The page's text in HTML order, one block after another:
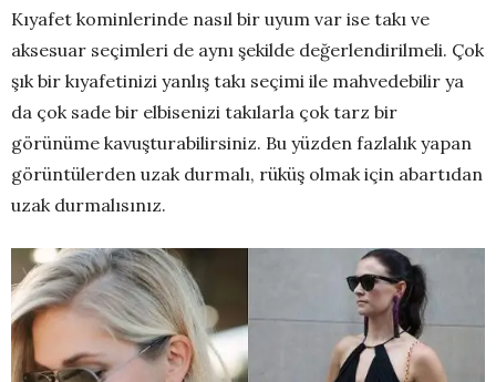
Kıyafet kominlerinde nasıl bir uyum var ise takı ve
aksesuar seçimleri de aynı şekilde değerlendirilmeli. Çok
şık bir kıyafetinizi yanlış takı seçimi ile mahvedebilir ya
da çok sade bir elbisenizi takılarla çok tarz bir
görünüme kavuşturabilirsiniz. Bu yüzden fazlalık yapan
görüntülerden uzak durmalı, rüküş olmak için abartıdan
uzak durmalısınız.